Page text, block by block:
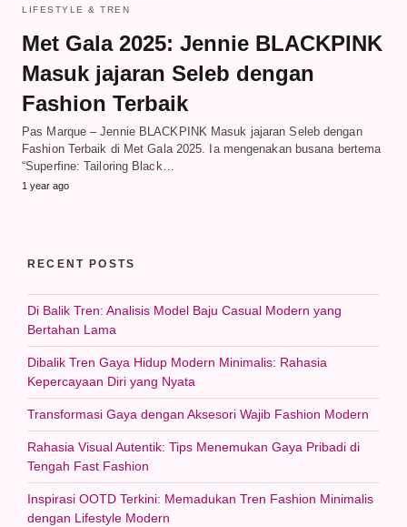
LIFESTYLE & TREN
Met Gala 2025: Jennie BLACKPINK
Masuk jajaran Seleb dengan
Fashion Terbaik
Pas Marque – Jennie BLACKPINK Masuk jajaran Seleb dengan
Fashion Terbaik di Met Gala 2025. Ia mengenakan busana bertema
“Superfine: Tailoring Black…
1 year ago
RECENT POSTS
Di Balik Tren: Analisis Model Baju Casual Modern yang
Bertahan Lama
Dibalik Tren Gaya Hidup Modern Minimalis: Rahasia
Kepercayaan Diri yang Nyata
Transformasi Gaya dengan Aksesori Wajib Fashion Modern
Rahasia Visual Autentik: Tips Menemukan Gaya Pribadi di
Tengah Fast Fashion
Inspirasi OOTD Terkini: Memadukan Tren Fashion Minimalis
dengan Lifestyle Modern